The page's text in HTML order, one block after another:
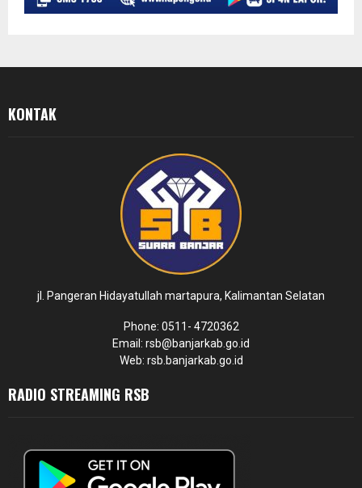
KONTAK
jl. Pangeran Hidayatullah martapura, Kalimantan Selatan
Phone: 0511- 4720362
Email: rsb@banjarkab.go.id
Web: rsb.banjarkab.go.id
RADIO STREAMING RSB